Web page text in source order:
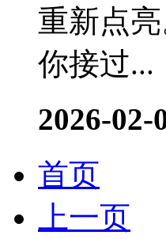
重新点
你接过...
2026-02-
首页
上一页